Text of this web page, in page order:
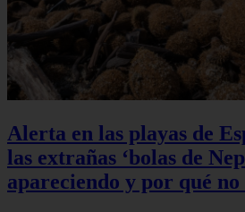
Alerta en las playas de
las extrañas ‘bolas de
apareciendo y por qué